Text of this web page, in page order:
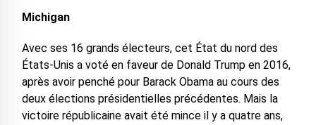
Michigan
Avec ses 16 grands électeurs, cet État du nord des
États-Unis a voté en faveur de Donald Trump en 2016,
après avoir penché pour Barack Obama au cours des
deux élections présidentielles précédentes. Mais la
victoire républicaine avait été mince il y a quatre ans,